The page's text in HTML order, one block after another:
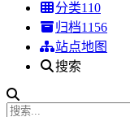
分类110
归档1156
站点地图
搜索